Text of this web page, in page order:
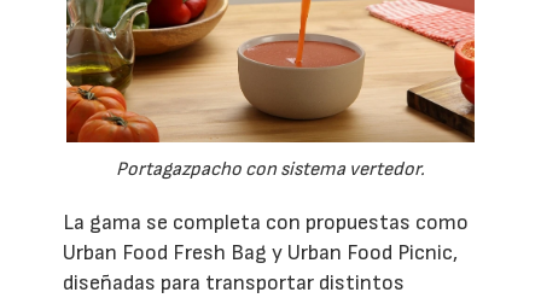
Portagazpacho con sistema vertedor.
La gama se completa con propuestas como
Urban Food Fresh Bag y Urban Food Picnic,
diseñadas para transportar distintos